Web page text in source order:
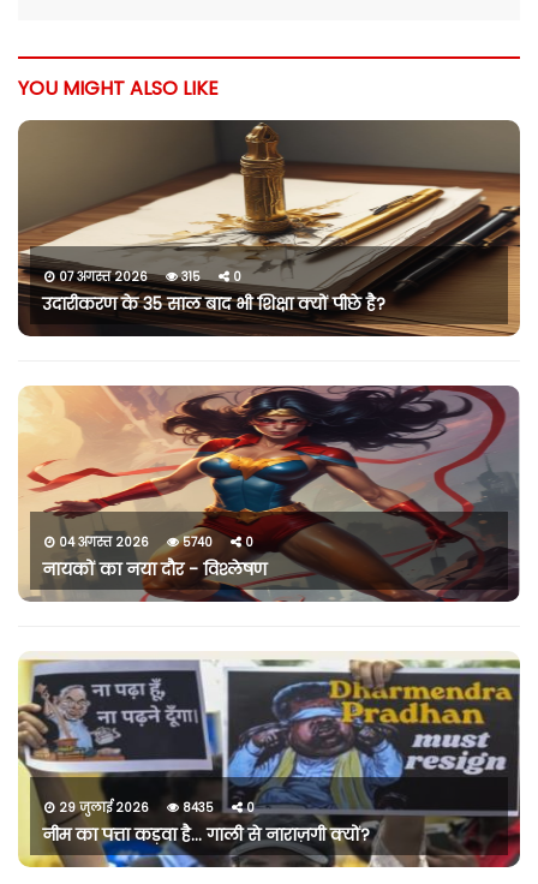
YOU MIGHT ALSO LIKE
07 अगस्त 2026 315 0
उदारीकरण के 35 साल बाद भी शिक्षा क्यों पीछे है?
04 अगस्त 2026 5740 0
नायकों का नया दौर - विश्लेषण
29 जुलाई 2026 8435 0
नीम का पत्ता कड़वा है… गाली से नाराज़गी क्यों?